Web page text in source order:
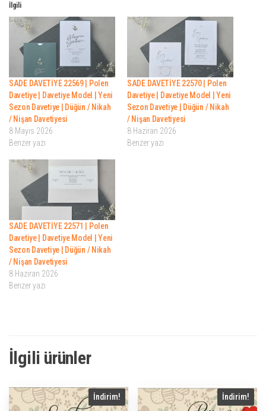
İlgili
SADE DAVETİYE 22569 | Polen
Davetiye | Davetiye Model | Yeni
Sezon Davetiye | Düğün / Nikah
/ Nişan Davetiyesi
8 Mayıs 2026
Benzer yazı
SADE DAVETİYE 22570 | Polen
Davetiye | Davetiye Model | Yeni
Sezon Davetiye | Düğün / Nikah
/ Nişan Davetiyesi
8 Haziran 2026
Benzer yazı
SADE DAVETİYE 22571 | Polen
Davetiye | Davetiye Model | Yeni
Sezon Davetiye | Düğün / Nikah
/ Nişan Davetiyesi
8 Haziran 2026
Benzer yazı
İlgili ürünler
İndirim! İndirim!